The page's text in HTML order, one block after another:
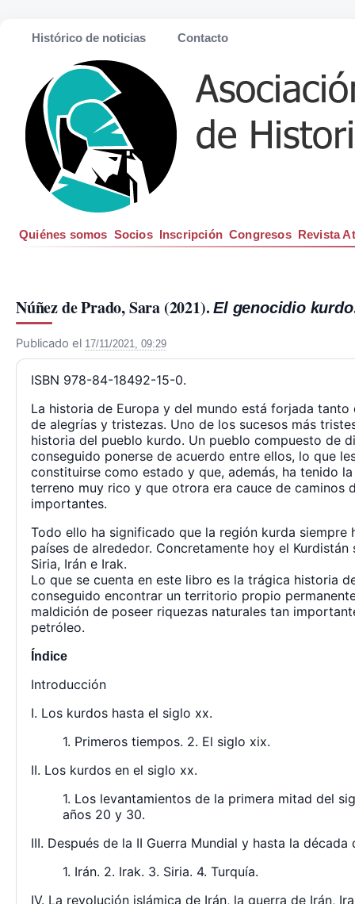
Histórico de noticias Contacto
Quiénes somos Socios Inscripción Congresos Revista
Núñez de Prado, Sara (2021). El genocidio kurdo
Publicado el 17/11/2021, 09:29
ISBN 978-84-18492-15-0.
La historia de Europa y del mundo está forjada
de alegrías y tristezas. Uno de los sucesos más
historia del pueblo kurdo. Un pueblo compuesto de
conseguido ponerse de acuerdo entre ellos, lo que
constituirse como estado y que, además, ha tenido
terreno muy rico y que otrora era cauce de caminos
importantes.
Todo ello ha significado que la región kurda siempre
países de alrededor. Concretamente hoy el
Siria, Irán e Irak.
Lo que se cuenta en este libro es la trágica historia
conseguido encontrar un territorio propio
maldición de poseer riquezas naturales tan
petróleo.
Índice
Introducción
I. Los kurdos hasta el siglo xx.
1. Primeros tiempos. 2. El siglo xix.
II. Los kurdos en el siglo xx.
1. Los levantamientos de la primera mitad del
años 20 y 30.
III. Después de la II Guerra Mundial y hasta la década
1. Irán. 2. Irak. 3. Siria. 4. Turquía.
IV. La revolución islámica de Irán, la guerra de Irán,